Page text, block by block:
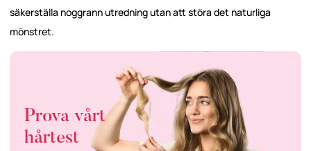
säkerställa noggrann utredning utan att störa det naturliga
mönstret.
Prova vårt
hårtest